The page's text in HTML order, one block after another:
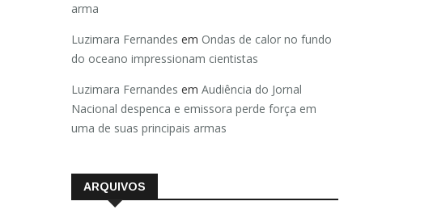
arma
Luzimara Fernandes em Ondas de calor no fundo
do oceano impressionam cientistas
Luzimara Fernandes em Audiência do Jornal
Nacional despenca e emissora perde força em
uma de suas principais armas
ARQUIVOS